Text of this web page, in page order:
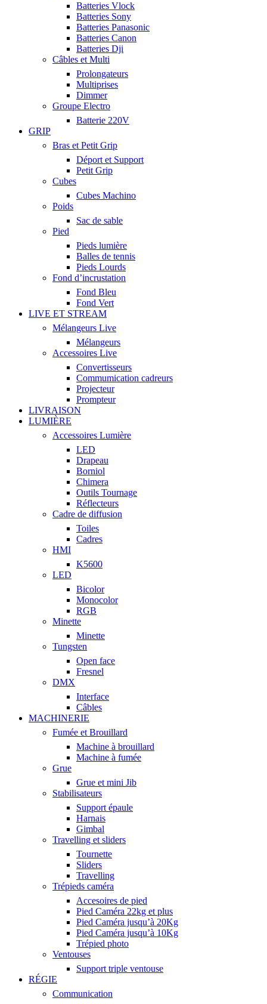
Batteries Vlock
Batteries Sony
Batteries Panasonic
Batteries Canon
Batteries Dji
Câbles et Multi
Prolongateurs
Multiprises
Dimmer
Groupe Electro
Batterie 220V
GRIP
Bras et Petit Grip
Déport et Support
Petit Grip
Cubes
Cubes Machino
Poids
Sac de sable
Pied
Pieds lumière
Balles de tennis
Pieds Lourds
Fond d’incrustation
Fond Bleu
Fond Vert
LIVE ET STREAM
Mélangeurs Live
Mélangeurs
Accessoires Live
Convertisseurs
Commumication cadreurs
Projecteur
Prompteur
LIVRAISON
LUMIÈRE
Accessoires Lumière
LED
Drapeau
Borniol
Chimera
Outils Tournage
Réflecteurs
Cadre de diffusion
Toiles
Cadres
HMI
K5600
LED
Bicolor
Monocolor
RGB
Minette
Minette
Tungsten
Open face
Fresnel
DMX
Interface
Câbles
MACHINERIE
Fumée et Brouillard
Machine à brouillard
Machine à fumée
Grue
Grue et mini Jib
Stabilisateurs
Support épaule
Harnais
Gimbal
Travelling et sliders
Tournette
Sliders
Travelling
Trépieds caméra
Accesoires de pied
Pied Caméra 22kg et plus
Pied Caméra jusqu’à 20Kg
Pied Caméra jusqu’à 10Kg
Trépied photo
Ventouses
Support triple ventouse
RÉGIE
Communication